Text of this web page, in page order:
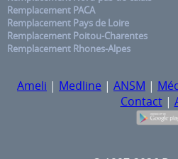
Remplacement PACA
Remplacement Pays de Loire
Remplacement Poitou-Charentes
Remplacement Rhones-Alpes
Ameli | Medline | ANSM |
Contact|